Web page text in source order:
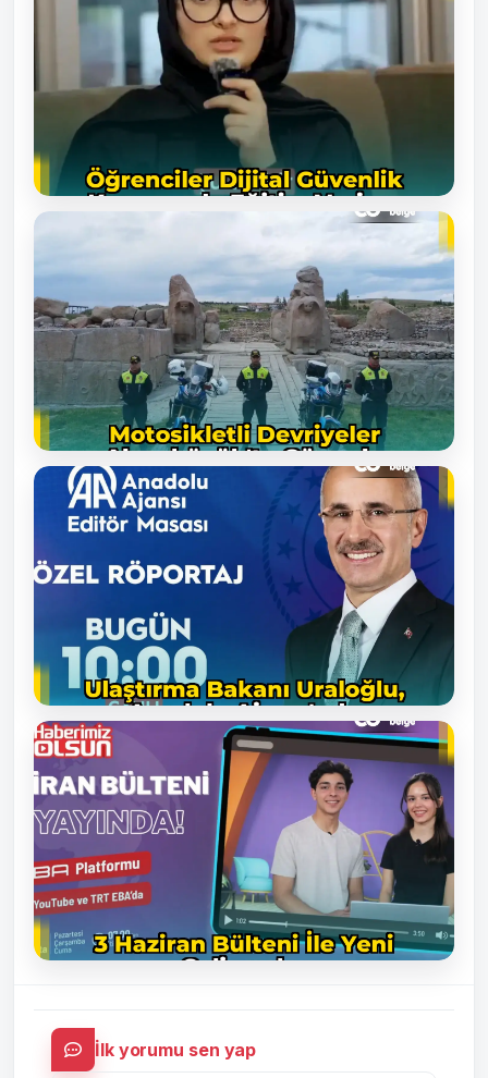
İlk yorumu sen yap